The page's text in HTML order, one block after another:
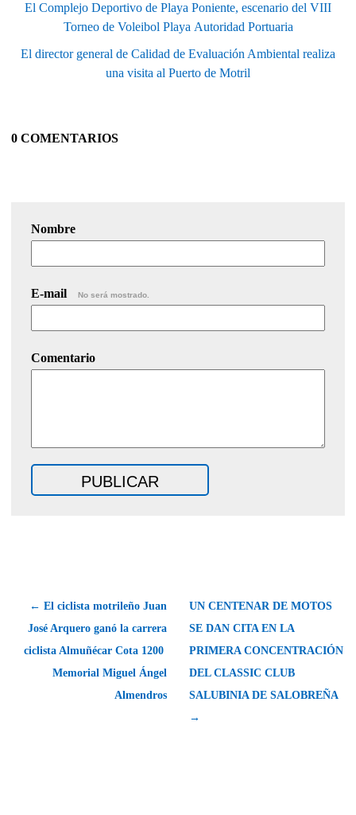
El Complejo Deportivo de Playa Poniente, escenario del VIII
Torneo de Voleibol Playa Autoridad Portuaria
El director general de Calidad de Evaluación Ambiental realiza
una visita al Puerto de Motril
0 COMENTARIOS
Nombre
E-mail No será mostrado.
Comentario
← El ciclista motrileño Juan
José Arquero ganó la carrera
ciclista Almuñécar Cota 1200 
Memorial Miguel Ángel
Almendros
UN CENTENAR DE MOTOS
SE DAN CITA EN LA
PRIMERA CONCENTRACIÓN
DEL CLASSIC CLUB
SALUBINIA DE SALOBREÑA
→